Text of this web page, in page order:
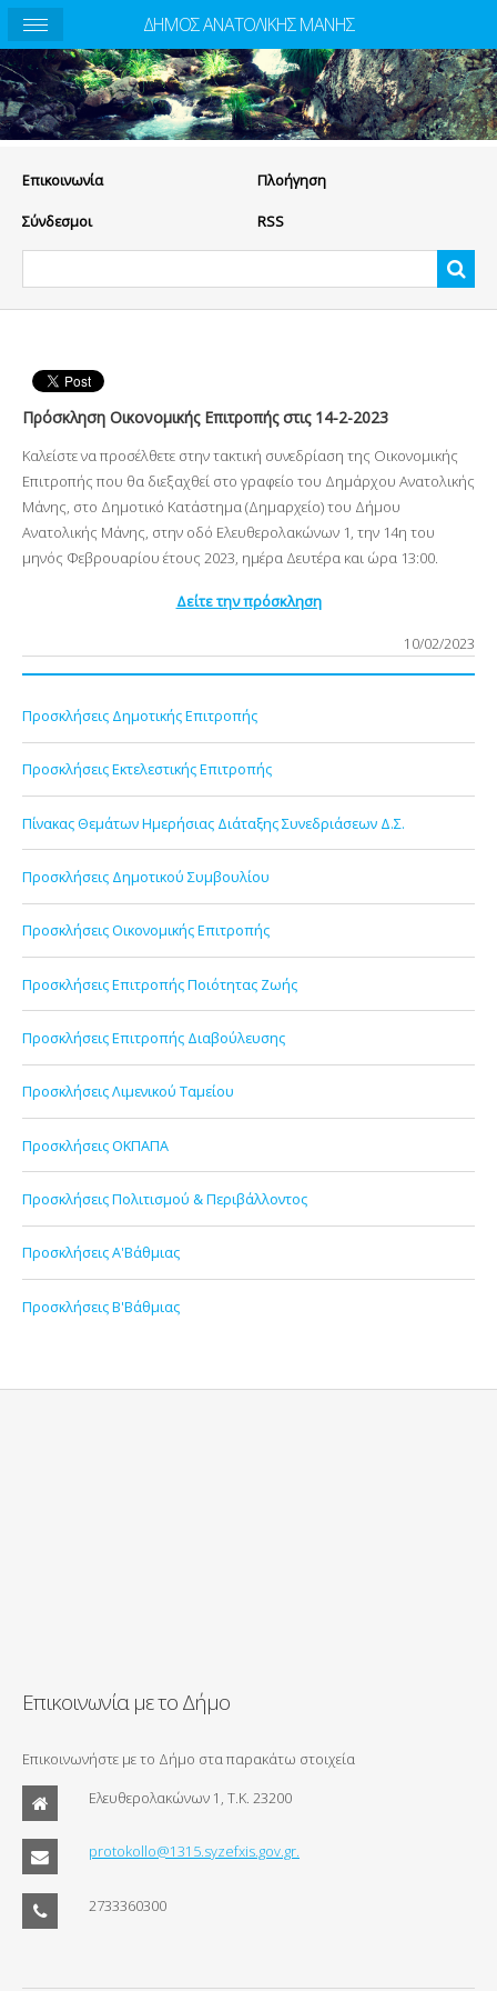
Eπικοινωνία Πλοήγηση
Σύνδεσμοι RSS
Πρόσκληση Οικονομικής Επιτροπής στις 14-2-2023
Καλείστε να προσέλθετε στην τακτική συνεδρίαση της Οικονομικής
Επιτροπής που θα διεξαχθεί στο γραφείο του Δημάρχου Ανατολικής
Μάνης, στο Δημοτικό Κατάστημα (Δημαρχείο) του Δήμου
Ανατολικής Μάνης, στην οδό Ελευθερολακώνων 1, την 14η του
μηνός Φεβρουαρίου έτους 2023, ημέρα Δευτέρα και ώρα 13:00.
Δείτε την πρόσκληση
10/02/2023
Προσκλήσεις Δημοτικής Επιτροπής
Προσκλήσεις Εκτελεστικής Επιτροπής
Πίνακας Θεμάτων Ημερήσιας Διάταξης Συνεδριάσεων Δ.Σ.
Προσκλήσεις Δημοτικού Συμβουλίου
Προσκλήσεις Οικονομικής Επιτροπής
Προσκλήσεις Επιτροπής Ποιότητας Ζωής
Προσκλήσεις Επιτροπής Διαβούλευσης
Προσκλήσεις Λιμενικού Ταμείου
Προσκλήσεις ΟΚΠΑΠΑ
Προσκλήσεις Πολιτισμού & Περιβάλλοντος
Προσκλήσεις Α'Βάθμιας
Προσκλήσεις Β'Βάθμιας
Επικοινωνία με το Δήμο
Επικοινωνήστε με το Δήμο στα παρακάτω στοιχεία
Ελευθερολακώνων 1, Τ.Κ. 23200
protokollo@1315.syzefxis.gov.gr.
2733360300
ΔΗΜΟΣ ΑΝΑΤΟΛΙΚΗΣ ΜΑΝΗΣ